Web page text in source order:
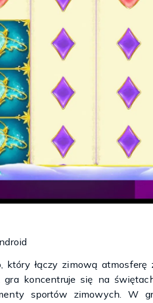
który łączy zimową
gra koncentruje się na
sportów zimowych. W